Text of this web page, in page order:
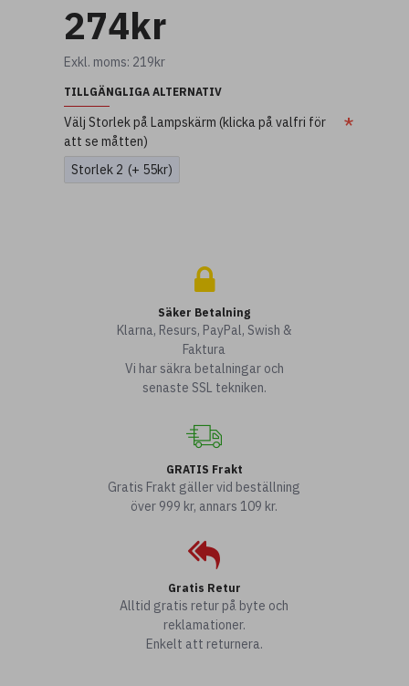
274kr
Exkl. moms: 219kr
TILLGÄNGLIGA ALTERNATIV
Välj Storlek på Lampskärm (klicka på valfri för
att se måtten)
Storlek 2 (+ 55kr)
Säker Betalning
Klarna, Resurs, PayPal, Swish &
Faktura
Vi har säkra betalningar och
senaste SSL tekniken.
GRATIS Frakt
Gratis Frakt gäller vid beställning
över 999 kr, annars 109 kr.
Gratis Retur
Alltid gratis retur på byte och
reklamationer.
Enkelt att returnera.